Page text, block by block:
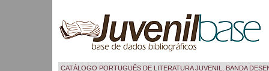
CATÁLOGO PORTUGUÊS DE LITERATURA JUVENIL, BANDA